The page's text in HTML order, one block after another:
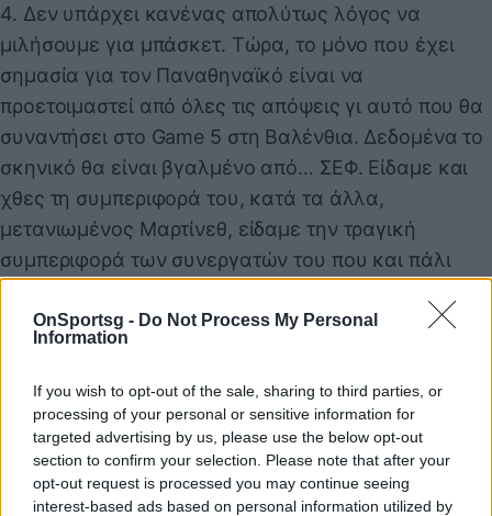
OnSportsg - Do Not Process My Personal
Information
If you wish to opt-out of the sale, sharing to third parties, or
processing of your personal or sensitive information for
targeted advertising by us, please use the below opt-out
section to confirm your selection. Please note that after your
opt-out request is processed you may continue seeing
interest-based ads based on personal information utilized by
4. Δεν υπάρχει κανένας απολύτως λόγος να
μιλήσουμε για μπάσκετ. Τώρα, το μόνο που έχει
σημασία για τον Παναθηναϊκό είναι να
προετοιμαστεί από όλες τις απόψεις γι αυτό που θα
συναντήσει στο Game 5 στη Βαλένθια. Δεδομένα το
σκηνικό θα είναι βγαλμένο από… ΣΕΦ. Είδαμε και
χθες τη συμπεριφορά του, κατά τα άλλα,
μετανιωμένος Μαρτίνεθ, είδαμε την τραγική
συμπεριφορά των συνεργατών του που και πάλι
ήταν άκρως προκλητικοί και όλοι μπορούμε να
καταλάβουμε τι θα γίνει στο παιχνίδι της Τετάρτης.
Μόλις, μάλιστα γίνουν γνωστοί και οι διαιτητές όλοι
θα καταλάβουν τι ακριβώς θα παιχτεί.
Το θέμα είναι να πάει ο Παναθηναϊκός στη “Roig
Arena” και να παίξει το μπάσκετ του και να τους
εκθέσει μπροστά στα μάτια όλης της Ευρώπης.
ΥΓ1: Ο Παναθηναϊκός ΕΠΙΤΕΛΟΥΣ πρέπει να